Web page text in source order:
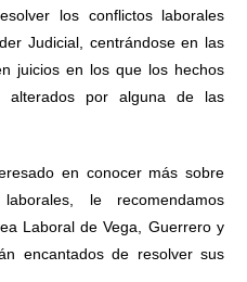
los conflictos laborales
Judicial, centrándose en las
juicios en los que los hechos
alterados por alguna de las
en conocer más sobre
le recomendamos
Laboral de Vega, Guerrero y
encantados de resolver sus